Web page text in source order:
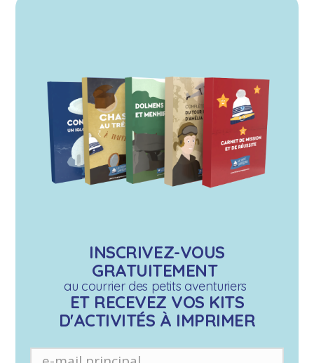
INSCRIVEZ-VOUS
GRATUITEMENT
au courrier des petits aventuriers
ET RECEVEZ VOS KITS
D'ACTIVITÉS À IMPRIMER